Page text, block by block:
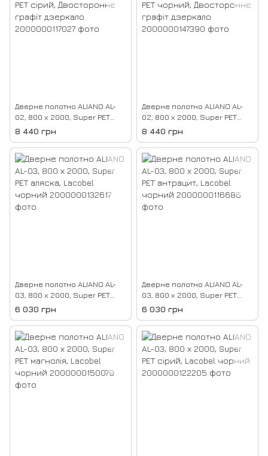
Дверне полотно ALIANO AL-
02, 800 х 2000, Super PET
сірий, Двостороннє графіт
дзеркало
8 440 грн
Дверне полотно ALIANO AL-
02, 800 х 2000, Super PET
чорний, Двостороннє графіт
дзеркало
8 440 грн
Дверне полотно ALIANO AL-
03, 800 х 2000, Super PET
аляска, Lacobel чорний
6 030 грн
Дверне полотно ALIANO AL-
03, 800 х 2000, Super PET
антрацит, Lacobel чорний
6 030 грн